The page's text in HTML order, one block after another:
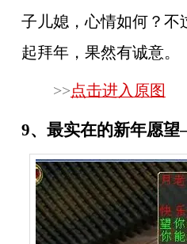
子儿媳，心情如何？不
起拜年，果然有诚意。
>>点击进入原图
9、最实在的新年愿